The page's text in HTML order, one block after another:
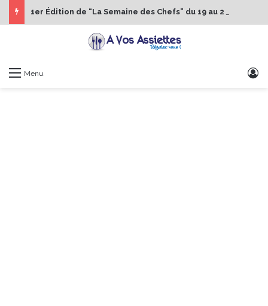
Menu